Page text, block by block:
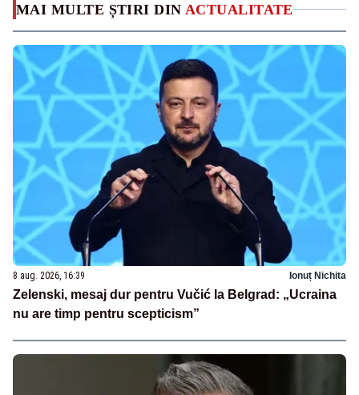
MAI MULTE ȘTIRI DIN ACTUALITATE
8 aug. 2026, 16:39 Ionuț Nichita
Zelenski, mesaj dur pentru Vučić la Belgrad: „Ucraina
nu are timp pentru scepticism”